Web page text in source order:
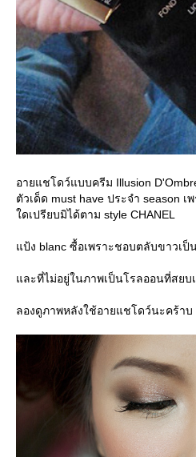
อายแชโดว์แบบครีม Illusion
ตัวเด็ด must have ประจำ season เ
ดเปรียบมิได้ตาม style CHANEL
ป้ง blanc ซื้อเพราะชอบตลับขาวเป็
ละที่ไม่อยู่ในภาพเป็นโรลออนที่สยบ
ลองดูภาพหลังใช้อายแชโดว์นะคร้าบ